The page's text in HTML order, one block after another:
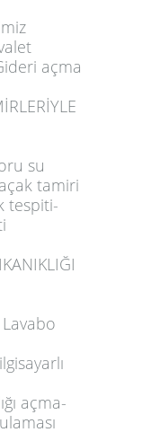
açma
su
tamiri
tespiti-
Lavabo
açma-